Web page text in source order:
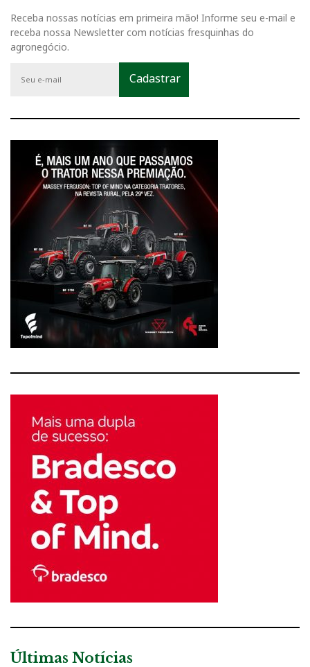
Receba nossas notícias em primeira mão! Informe seu e-mail e
receba nossa Newsletter com notícias fresquinhas do
agronegócio.
Últimas Notícias